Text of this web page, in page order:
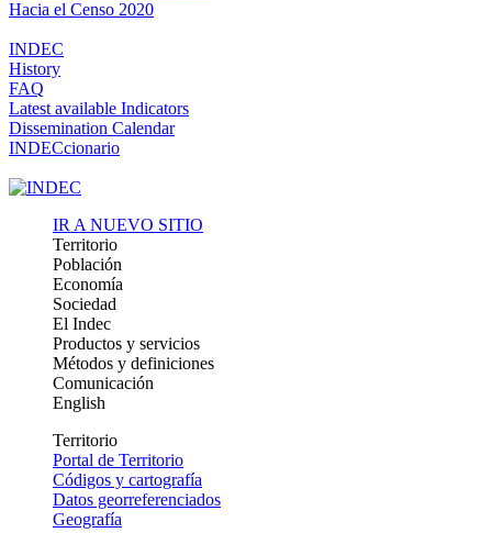
Hacia el Censo 2020
INDEC
History
FAQ
Latest available Indicators
Dissemination Calendar
INDECcionario
IR A NUEVO SITIO
Territorio
Población
Economía
Sociedad
El Indec
Productos y servicios
Métodos y definiciones
Comunicación
English
Territorio
Portal de Territorio
Códigos y cartografía
Datos georreferenciados
Geografía